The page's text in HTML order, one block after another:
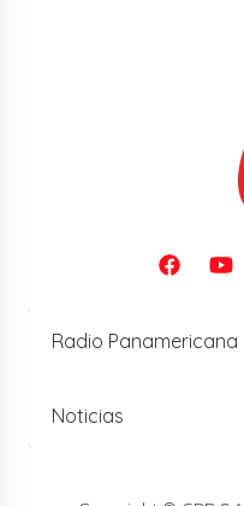
Radio Panamericana
Noticias